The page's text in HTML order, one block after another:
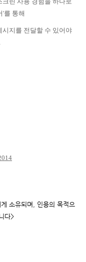
'를 통해
지를 전달할 수 있어야
소유되며
인용의 목적으
다>